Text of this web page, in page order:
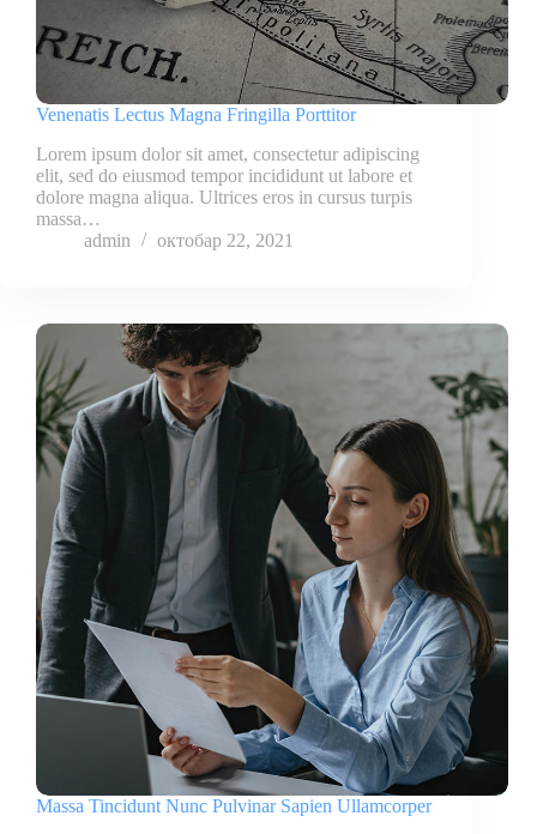
Venenatis Lectus Magna Fringilla Porttitor
Lorem ipsum dolor sit amet, consectetur adipiscing
elit, sed do eiusmod tempor incididunt ut labore et
dolore magna aliqua. Ultrices eros in cursus turpis
massa…
admin
октобар 22, 2021
Massa Tincidunt Nunc Pulvinar Sapien Ullamcorper